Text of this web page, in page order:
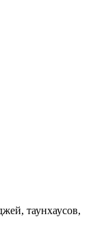
таунхаусов,